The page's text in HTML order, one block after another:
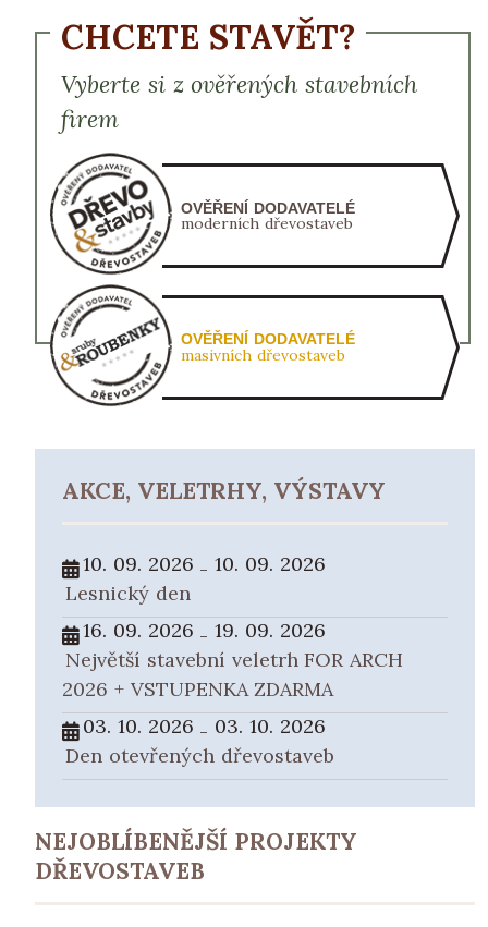
CHCETE STAVĚT?
Vyberte si z ověřených stavebních
firem
OVĚŘENÍ DODAVATELÉ
moderních dřevostaveb
OVĚŘENÍ DODAVATELÉ
masivních dřevostaveb
AKCE, VELETRHY, VÝSTAVY
10. 09. 2026 -10. 09. 2026
Lesnický den
16. 09. 2026 -19. 09. 2026
Největší stavební veletrh FOR ARCH
2026 + VSTUPENKA ZDARMA
03. 10. 2026 - 03. 10. 2026
Den otevřených dřevostaveb
NEJOBLÍBENĚJŠÍ PROJEKTY
DŘEVOSTAVEB